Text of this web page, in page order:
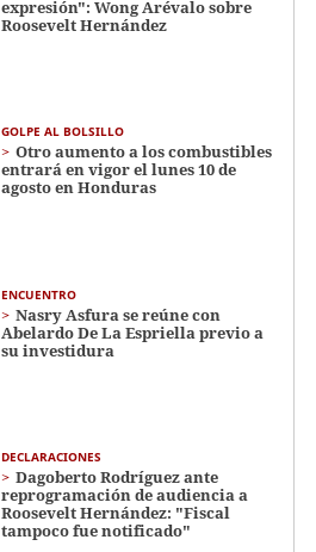
expresión": Wong Arévalo sobre
Roosevelt Hernández
GOLPE AL BOLSILLO
Otro aumento a los combustibles
entrará en vigor el lunes 10 de
agosto en Honduras
ENCUENTRO
Nasry Asfura se reúne con
Abelardo De La Espriella previo a
su investidura
DECLARACIONES
Dagoberto Rodríguez ante
reprogramación de audiencia a
Roosevelt Hernández: "Fiscal
tampoco fue notificado"